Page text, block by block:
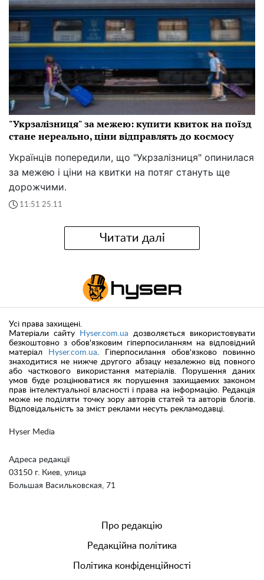
"Укрзалізниця" за межею: купити квиток на поїзд
стане нереально, ціни відправлять до космосу
Українців попередили, що "Укрзалізниця" опинилася
за межею і ціни на квитки на потяг стануть ще
дорожчими.
11:51 25.11
Читати далі
Hyser Media
Адреса редакції
03150 г. Киев, улица
Большая Васильковская, 71
Усі права захищені.
Матеріали сайту
Hyser.com.ua дозволяється використовувати
безкоштовно з обов'язковим гіперпосиланням на відповідний
матеріал
Hyser.com.ua. Гіперпосилання обов'язково повинно
знаходитися не нижче другого абзацу незалежно від повного
або часткового використання матеріалів. Порушення даних
умов буде розцінюватися як порушення захищаемих законом
прав інтелектуальної власності і права на інформацію. Редакція
може не поділяти точку зору авторів статей та авторів блогів.
Відповідальність за зміст реклами несуть рекламодавці.
Про редакцію
Редакційна політика
Політика конфіденційності